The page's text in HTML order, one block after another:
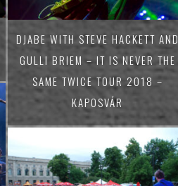
DJABE WITH STEVE HACKETT AND
GULLI BRIEM – IT IS NEVER THE
SAME TWICE TOUR 2018 –
KAPOSVÁR